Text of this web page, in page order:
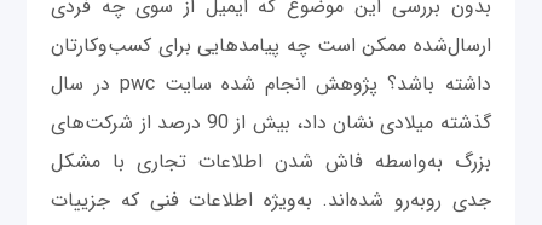
بدون بررسی این موضوع که ایمیل از سوی چه فردی
ارسال‌شده ممکن است چه پیامدهایی برای کسب‌وکارتان
داشته باشد؟ پژوهش انجام شده سایت pwc در سال
گذشته میلادی نشان داد، بیش از 90 درصد از شرکت‌های
بزرگ به‌واسطه فاش شدن اطلاعات تجاری با مشکل
جدی روبه‌رو شده‌اند. به‌ویژه اطلاعات فنی که جزییات